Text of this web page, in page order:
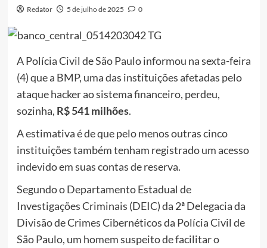
Redator 5 de julho de 2025 0
A Polícia Civil de São Paulo informou na sexta-feira
(4) que a BMP, uma das instituições afetadas pelo
ataque hacker ao sistema financeiro, perdeu,
sozinha, R$ 541 milhões.
A estimativa é de que pelo menos outras cinco
instituições também tenham registrado um acesso
indevido em suas contas de reserva.
Segundo o Departamento Estadual de
Investigações Criminais (DEIC) da 2ª Delegacia da
Divisão de Crimes Cibernéticos da Polícia Civil de
São Paulo, um homem suspeito de facilitar o